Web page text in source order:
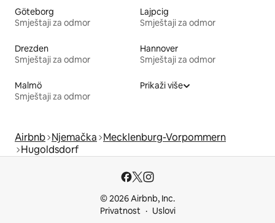
Göteborg
Smještaji za odmor
Lajpcig
Smještaji za odmor
Drezden
Smještaji za odmor
Hannover
Smještaji za odmor
Malmö
Smještaji za odmor
Prikaži više
Airbnb Njemačka Mecklenburg-Vorpommern
Hugoldsdorf
© 2026 Airbnb, Inc.
Privatnost
Uslovi